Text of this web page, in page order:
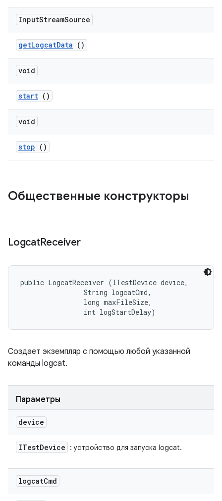
InputStreamSource
getLogcatData ()
void
start ()
void
stop ()
Общественные конструкторы
LogcatReceiver
public LogcatReceiver (ITestDevice device,
                String logcatCmd,
                long maxFileSize,
                int logStartDelay)
Создает экземпляр с помощью любой указанной
команды logcat.
Параметры
device
ITestDevice : устройство для запуска logcat.
logcatCmd